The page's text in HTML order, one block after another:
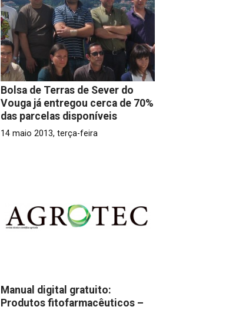
Bolsa de Terras de Sever do
Vouga já entregou cerca de 70%
das parcelas disponíveis
14 maio 2013, terça-feira
Manual digital gratuito:
Produtos fitofarmacêuticos –